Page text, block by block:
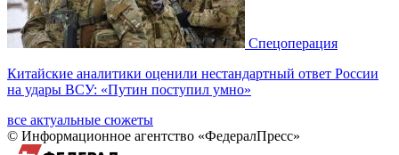
Спецоперация
Китайские аналитики оценили нестандартный ответ России
на удары ВСУ: «Путин поступил умно»
все актуальные сюжеты
© Информационное агентство «ФедералПресс»